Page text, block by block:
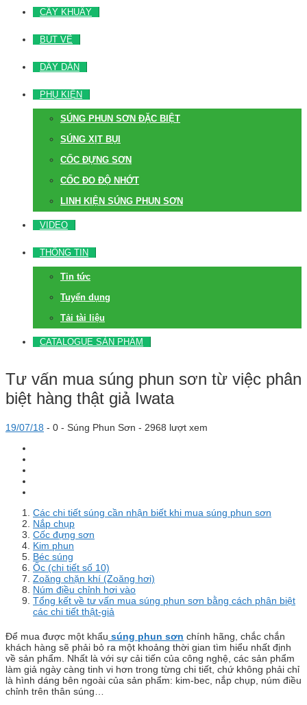
CÂY KHUẤY
BÚT VẼ
DÂY DẪN
PHỤ KIỆN
SÚNG PHUN SƠN ĐẶC BIỆT
SÚNG XỊT BỤI
CỐC ĐỰNG SƠN
CỐC ĐO ĐỘ NHỚT
LINH KIỆN SÚNG PHUN SƠN
VIDEO
THÔNG TIN
Tin tức
Tuyển dụng
Tải tài liệu
CATALOGUE SẢN PHẨM
Tư vấn mua súng phun sơn từ việc phân
biệt hàng thật giả Iwata
19/07/18 - 0 - Súng Phun Sơn - 2968 lượt xem
Các chi tiết súng cần nhận biết khi mua súng phun sơn
Nắp chụp
Cốc đựng sơn
Kim phun
Béc súng
Ốc (chi tiết số 10)
Zoăng chặn khí (Zoăng hơi)
Núm điều chỉnh hơi vào
Tổng kết về tư vấn mua súng phun sơn bằng cách phân biệt
các chi tiết thật-giả
Để mua được một khẩu súng phun sơn chính hãng, chắc chắn
khách hàng sẽ phải bỏ ra một khoảng thời gian tìm hiểu nhất định
về sản phẩm. Nhất là với sự cải tiến của công nghệ, các sản phẩm
làm giả ngày càng tinh vi hơn trong từng chi tiết, chứ không phải chỉ
là hình dáng bên ngoài của sản phẩm: kim-bec, nắp chụp, núm điều
chỉnh trên thân súng…